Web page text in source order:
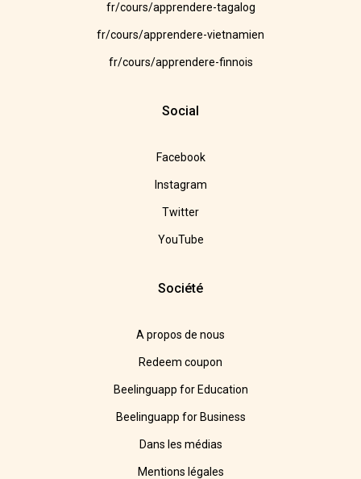
fr/cours/apprendere-tagalog
fr/cours/apprendere-vietnamien
fr/cours/apprendere-finnois
Social
Facebook
Instagram
Twitter
YouTube
Société
A propos de nous
Redeem coupon
Beelinguapp for Education
Beelinguapp for Business
Dans les médias
Mentions légales